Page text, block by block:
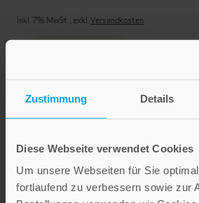
Zustimmung Details
Diese Webseite verwendet Cookies
Um unsere Webseiten für Sie
fortlaufend zu verbessern sowie zur
Inkl. 7% MwSt.,exkl.Versandkosten
Gottes Schwäche für den